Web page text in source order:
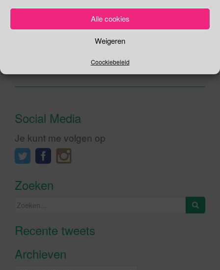
Alle cookies
Weigeren
Coockiebeleid
wijs (conjunctief) steeds minder door de mensen wordt
gebruikt. Hoe vier je de Dag van de Aanvoegende wijs? Heel
simpel, door de aanvoegende wijs te gebruiken! Moge […]
Social Media
Je kunt me volgen op
Zoeken
Zoeken
Recente tweetsKlik om marketing cookies te
Archieven